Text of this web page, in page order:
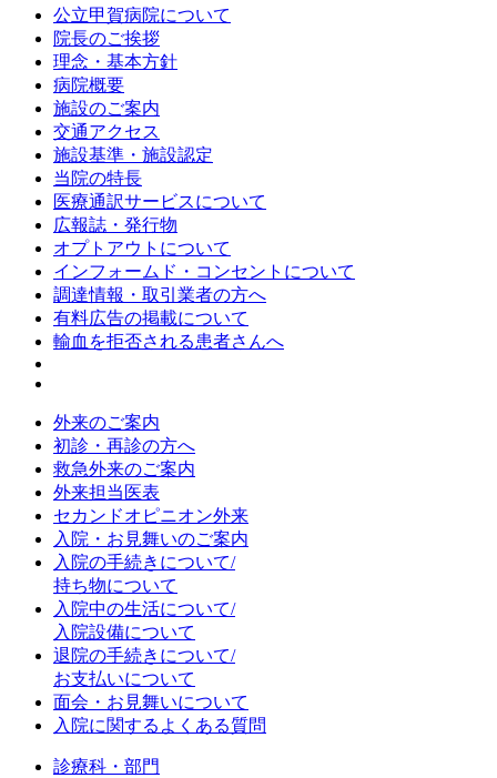
公立甲賀病院について
院長のご挨拶
理念・基本方針
病院概要
施設のご案内
交通アクセス
施設基準・施設認定
当院の特長
医療通訳サービスについて
広報誌・発行物
オプトアウトについて
インフォームド・コンセントについて
調達情報・取引業者の方へ
有料広告の掲載について
輸血を拒否される患者さんへ
外来のご案内
初診・再診の方へ
救急外来のご案内
外来担当医表
セカンドオピニオン外来
入院・お見舞いのご案内
入院の手続きについて/
持ち物について
入院中の生活について/
入院設備について
退院の手続きについて/
お支払いについて
面会・お見舞いについて
入院に関するよくある質問
診療科・部門